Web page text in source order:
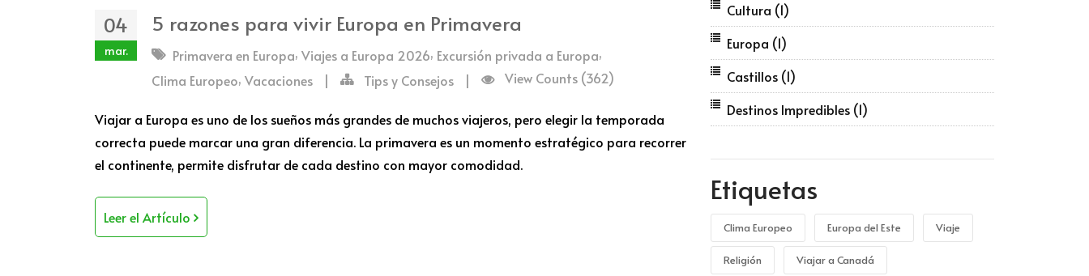
04
mar.
5 razones para vivir Europa en Primavera
Primavera en Europa, Viajes a Europa 2026, Excursión privada a Europa,
Clima Europeo, Vacaciones | Tips y Consejos | View Counts (362)
Viajar a Europa es uno de los sueños más grandes de muchos viajeros, pero elegir la temporada
correcta puede marcar una gran diferencia. La primavera es un momento estratégico para recorrer
el continente, permite disfrutar de cada destino con mayor comodidad.
Leer el Artículo
Cultura (1)
Europa (1)
Castillos (1)
Destinos Impredibles (1)
Etiquetas
Clima Europeo Europa del Este Viaje
Religión Viajar a Canadá